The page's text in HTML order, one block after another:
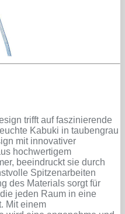
trifft auf faszinierende
Kabuki in taubengrau
mit innovativer
hochwertigem
beeindruckt sie durch
Spitzenarbeiten
des Materials sorgt für
jeden Raum in eine
Mit einem